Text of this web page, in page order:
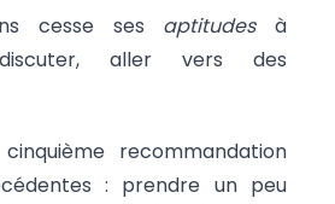
cesse ses aptitudesà
aller vers des
recommandation
: prendre un peu